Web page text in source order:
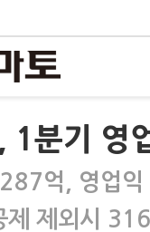
1분기
억, 영업
제 제외시